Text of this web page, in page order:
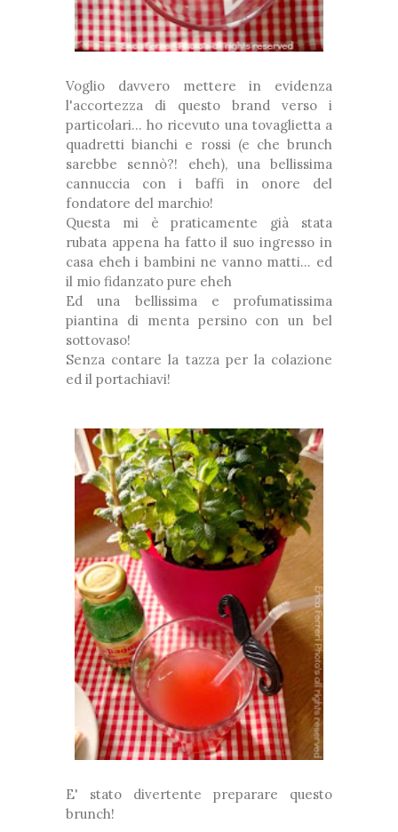
Voglio davvero mettere in evidenza
l'accortezza di questo brand verso i
particolari... ho ricevuto una tovaglietta a
quadretti bianchi e rossi (e che brunch
sarebbe sennò?! eheh), una bellissima
cannuccia con i baffi in onore del
fondatore del marchio!
Questa mi è praticamente già stata
rubata appena ha fatto il suo ingresso in
casa eheh i bambini ne vanno matti... ed
il mio fidanzato pure eheh
Ed una bellissima e profumatissima
piantina di menta persino con un bel
sottovaso!
Senza contare la tazza per la colazione
ed il portachiavi!
E' stato divertente preparare questo
brunch!